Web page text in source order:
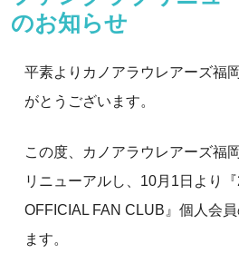
のお知らせ
平素よりカノアラウレアーズ福
がとうございます。
この度、カノアラウレアーズ福
リニューアルし、10月1日より
OFFICIAL FAN CLUB』個人会
ます。